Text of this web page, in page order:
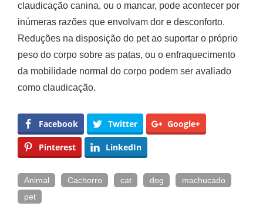
claudicação canina, ou o mancar, pode acontecer por
inúmeras razões que envolvam dor e desconforto.
Reduções na disposição do pet ao suportar o próprio
peso do corpo sobre as patas, ou o enfraquecimento
da mobilidade normal do corpo podem ser avaliado
como claudicação.
Facebook Twitter Google+
Pinterest LinkedIn
Animal Cachorro cat dog
machucado
pet